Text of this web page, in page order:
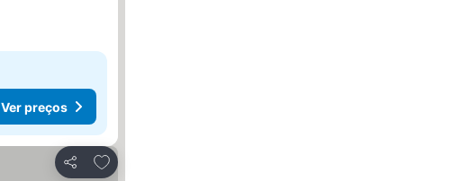
Ver preços
Partilhar
Adicionar aos favoritos